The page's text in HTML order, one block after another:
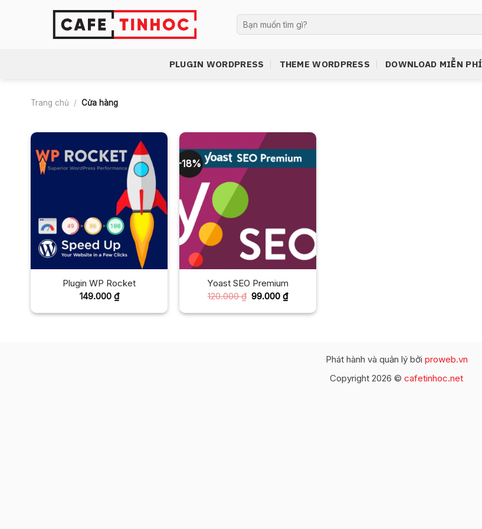
Tìm
kiếm:
PLUGIN WORDPRESS THEME WORDPRESS DOWNLOAD MIỄN PHÍ
Trang chủ / Cửa hàng
Plugin WP Rocket
149.000 ₫
-18%
Yoast SEO Premium
120.000₫ Giá
là:
99.000₫Giá
hiện
tại
Phát hành và quản lý bởi proweb.vn
Copyright 2026 © cafetinhoc.net